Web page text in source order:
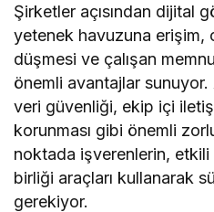
Şirketler açısından dijital
yetenek havuzuna erişim,
düşmesi ve çalışan
önemli avantajlar
veri güvenliği, ekip içi
korunması gibi önemli
noktada işverenlerin,
birliği araçları kullanarak
gerekiyor.